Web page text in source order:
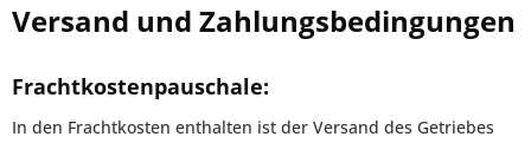
Versand und Zahlungsbedingungen
Frachtkostenpauschale:
In den Frachtkosten enthalten ist der Versand des Getriebes